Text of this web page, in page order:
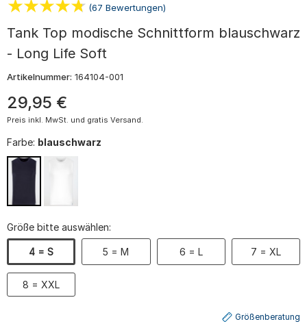
(67 Bewertungen)
Tank Top modische Schnittform blauschwarz
- Long Life Soft
Artikelnummer: 164104-001
29,95 €
Preis inkl. MwSt. und gratis Versand.
Farbe: blauschwarz
Größe bitte auswählen:
4 = S 5 = M 6 = L 7 = XL
8 = XXL
Größenberatung